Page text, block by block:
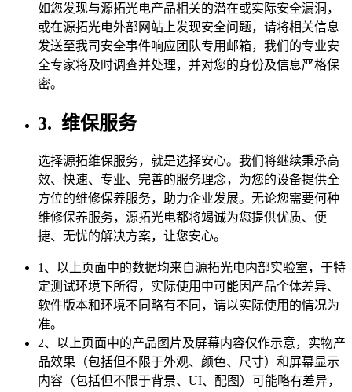
如您发现与源拓光电产品相关的潜在或实际安全漏洞，
或在源拓光电外部网站上发现安全问题，请将相关信息
发送至我司安全事件响应团队专用邮箱，我们的专业安
全专家将及时调查并处理，并对您的身份及信息严格保
密。
3. 维保服务
选择源拓维保服务，就是选择安心。我们将继续秉承高
效、快速、专业、完善的服务理念，为您的设备提供全
方位的维修保养服务，助力企业发展。无论您需要何种
维修保养服务，源拓光电都将竭诚为您提供优质、便
捷、无忧的解决方案，让您安心。
1、以上页面中的数据均来自源拓光电内部实验室，于特
定测试环境下所得，实际使用中可能因产品个体差异、
软件版本和环境不同略有不同，请以实际使用的情况为
准。
2、以上页面中的产品图片及屏幕内容仅作示意，实物产
品效果（包括但不限于外观、颜色、尺寸）和屏幕显示
内容（包括但不限于背景、UI、配图）可能略有差异，